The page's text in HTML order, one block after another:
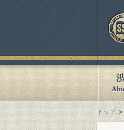
トップ